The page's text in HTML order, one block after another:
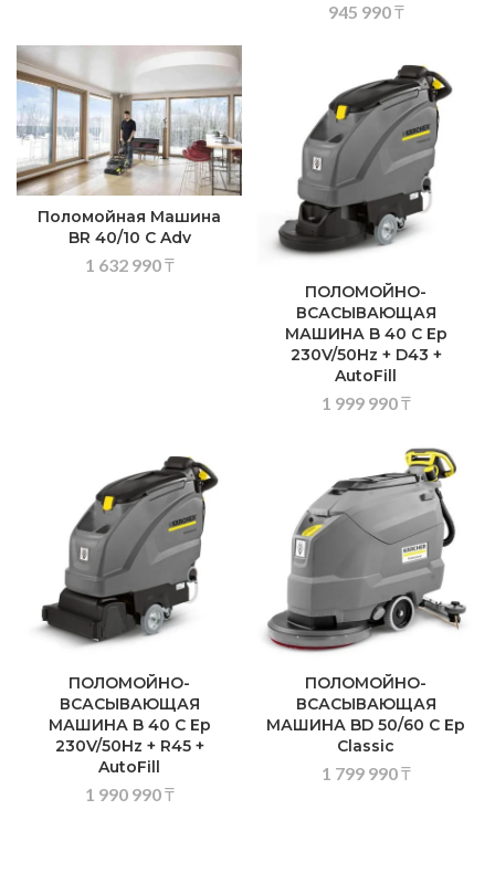
945 990₸
Поломойная Машина
BR 40/10 C Adv
1 632 990₸
ПОЛОМОЙНО-
ВСАСЫВАЮЩАЯ
МАШИНА B 40 C Ep
230V/50Hz + D43 +
AutoFill
1 999 990₸
ПОЛОМОЙНО-
ВСАСЫВАЮЩАЯ
МАШИНА B 40 C Ep
230V/50Hz + R45 +
AutoFill
1 990 990₸
ПОЛОМОЙНО-
ВСАСЫВАЮЩАЯ
МАШИНА BD 50/60 C Ep
Classic
1 799 990₸